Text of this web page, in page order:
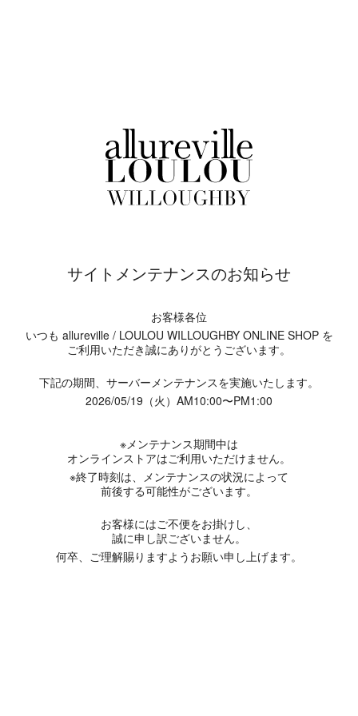
サイトメンテナンスのお知らせ
お客様各位
いつも allureville / LOULOU WILLOUGHBY ONLINE SHOP を
ご利用いただき誠にありがとうございます。
下記の期間、サーバーメンテナンスを実施いたします。
2026/05/19（火）AM10:00〜PM1:00
※メンテナンス期間中は
オンラインストアはご利用いただけません。
※終了時刻は、メンテナンスの状況によって
前後する可能性がございます。
お客様にはご不便をお掛けし、
誠に申し訳ございません。
何卒、ご理解賜りますようお願い申し上げます。